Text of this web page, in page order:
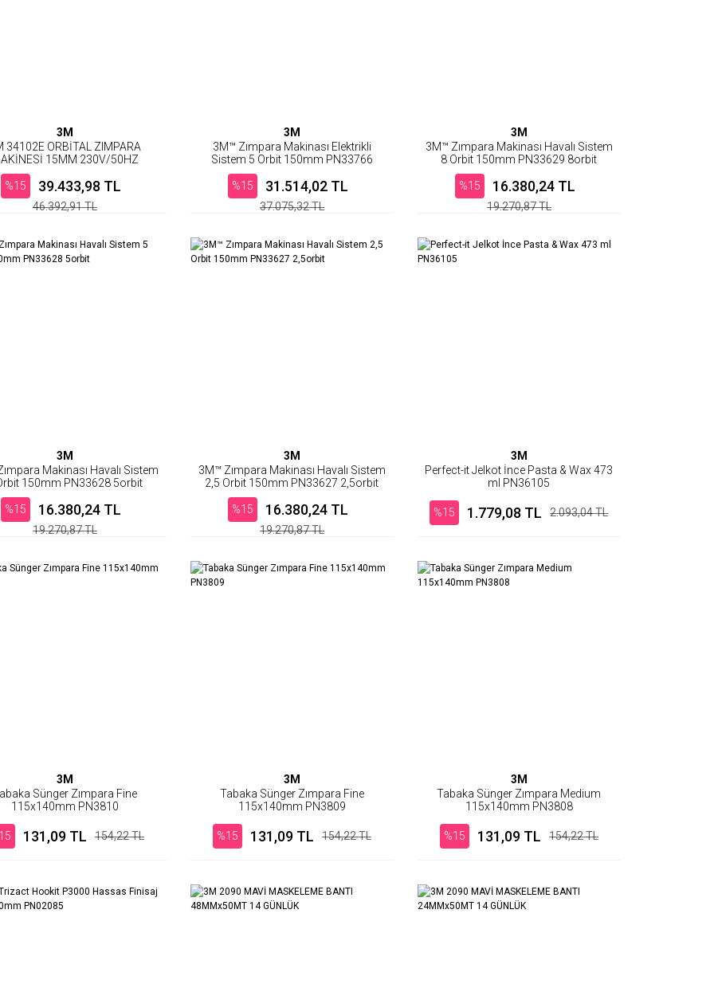
3M
34102E ORBİTAL ZIMPARA
15MM 230V/50HZ
%15
39.433,98 TL
46.392,91 TL
3M
3M™ Zımpara Makinası Elektrikli
Sistem 5 Orbit 150mm PN33766
%15 31.514,02 TL
37.075,32 TL
3M
3M™ Zımpara Makinası Havalı Sistem
8 Orbit 150mm PN33629 8orbit
%15 16.380,24 TL
19.270,87 TL
3M
Makinası Havalı Sistem
150mm PN33628 5orbit
%15 16.380,24 TL
19.270,87 TL
3M
3M™ Zımpara Makinası Havalı Sistem
2,5 Orbit 150mm PN33627 2,5orbit
%15 16.380,24 TL
19.270,87 TL
3M
Perfect-it Jelkot İnce Pasta & Wax 473
ml PN36105
%15 1.779,08 TL 2.093,04 TL
3M
Sünger Zımpara Fine
115x140mm PN3810
131,09 TL 154,22 TL
3M
Tabaka Sünger Zımpara Fine
115x140mm PN3809
%15 131,09 TL 154,22 TL
3M
Tabaka Sünger Zımpara Medium
115x140mm PN3808
%15 131,09 TL 154,22 TL